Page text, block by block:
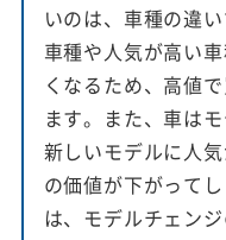
いのは、車種の違
車種や人気が高い
くなるため、高値
ます。また、車は
新しいモデルに人
の価値が下がって
は、モデルチェン